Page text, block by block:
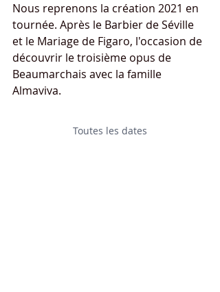
Nous reprenons la création 2021 en
tournée. Après le Barbier de Séville
et le Mariage de Figaro, l'occasion de
découvrir le troisième opus de
Beaumarchais avec la famille
Almaviva.
Toutes les dates